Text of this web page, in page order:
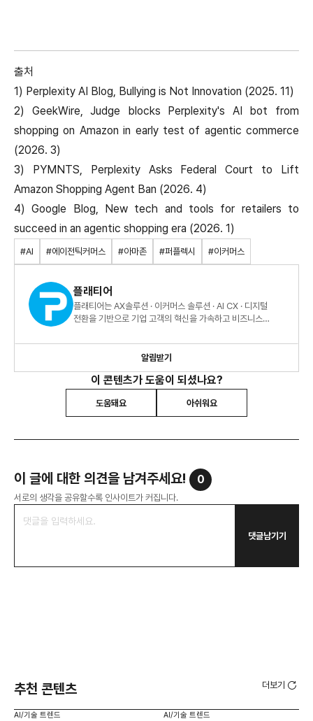
출처
1) Perplexity AI Blog, Bullying is Not Innovation (2025. 11)
2) GeekWire, Judge blocks Perplexity's AI bot from
shopping on Amazon in early test of agentic commerce
(2026. 3)
3) PYMNTS, Perplexity Asks Federal Court to Lift
Amazon Shopping Agent Ban (2026. 4)
4) Google Blog, New tech and tools for retailers to
succeed in an agentic shopping era (2026. 1)
#AI #에이전틱커머스 #아마존 #퍼플렉시 #이커머스
플래티어
플래티어는 AX솔루션 · 이커머스 솔루션 · AI CX · 디지털
전환을 기반으로 기업 고객의 혁신을 가속하고 비즈니스
알림받기
이 콘텐츠가 도움이 되셨나요?
도움돼요 아쉬워요
이 글에 대한 의견을 남겨주세요! 0
서로의 생각을 공유할수록 인사이트가 커집니다.
댓글남기기
추천 콘텐츠 더보기
AI/기술 트렌드 AI/기술 트렌드